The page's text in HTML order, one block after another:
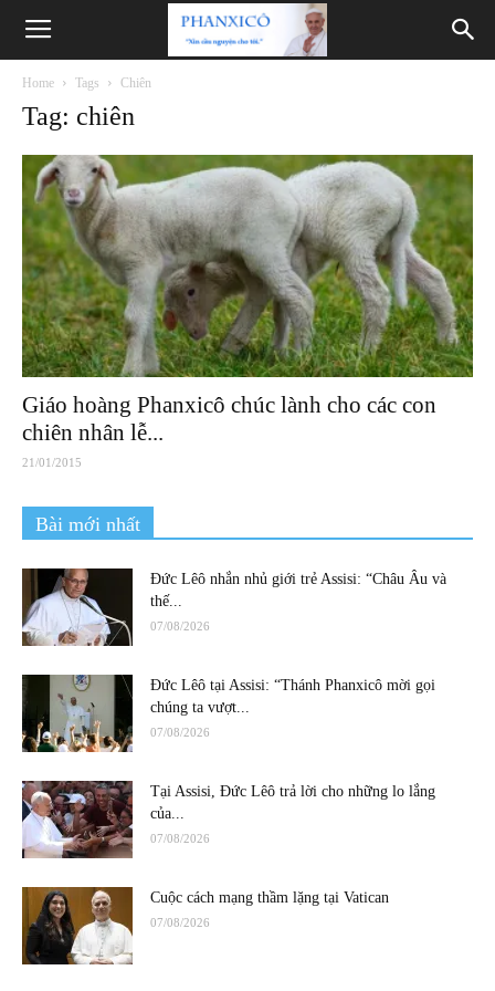
Phanxicô
Home Tags Chiên
Tag: chiên
Giáo hoàng Phanxicô chúc lành cho các con
chiên nhân lễ...
21/01/2015
Bài mới nhất
Đức Lêô nhắn nhủ giới trẻ Assisi: “Châu Âu và
thế...
07/08/2026
Đức Lêô tại Assisi: “Thánh Phanxicô mời gọi
chúng ta vượt...
07/08/2026
Tại Assisi, Đức Lêô trả lời cho những lo lắng
của...
07/08/2026
Cuộc cách mạng thầm lặng tại Vatican
07/08/2026